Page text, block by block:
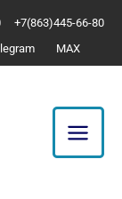
+7(863)445-66-80
MAX